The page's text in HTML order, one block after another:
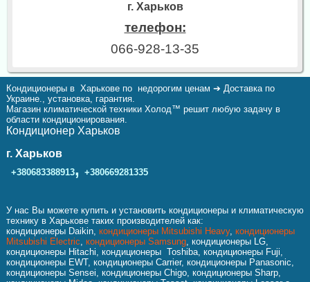
г. Харьков
телефон:
066-928-13-35
Кондиционеры в Харькове по недорогим ценам ➔ Доставка по
Украине., установка, гарантия.
Магазин климатической техники Холод™ решит любую задачу в
области кондиционирования.
Кондиционер Харьков
г. Харьков
+380683388913, +380669281335
У нас Вы можете купить и установить кондиционеры и климатическую
технику в Харькове таких производителей как:
кондиционеры Daikin, кондиционеры Mitsubishi Heavy, кондиционеры
Mitsubishi Electric кондиционеры Samsung, кондиционеры LG,
кондиционеры Hitachi, кондиционеры Toshiba, кондиционеры Fuji,
кондиционеры EWT, кондиционеры Carrier, кондиционеры Panasonic,
кондиционеры Sensei, кондиционеры Chigo, кондиционеры Sharp,